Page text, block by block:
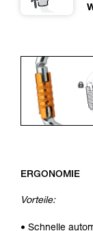
ERGONOMIE
Vorteile:
• Schnelle